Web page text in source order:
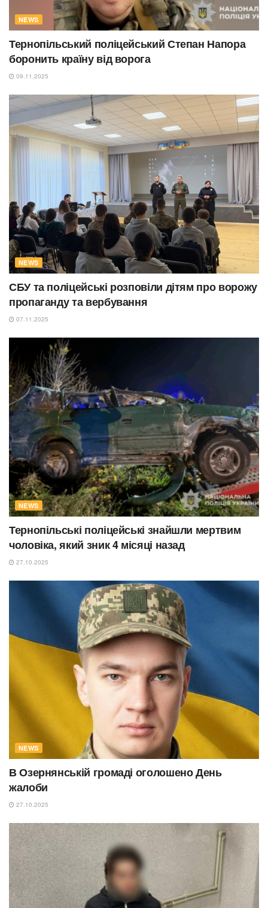
NEWS
Тернопільський поліцейський Степан Напора
боронить країну від ворога
09.11.2025
NEWS
СБУ та поліцейські розповіли дітям про ворожу
пропаганду та вербування
07.11.2025
NEWS
Тернопільські поліцейські знайшли мертвим
чоловіка, який зник 4 місяці назад
27.10.2025
NEWS
В Озернянській громаді оголошено День
жалоби
27.10.2025